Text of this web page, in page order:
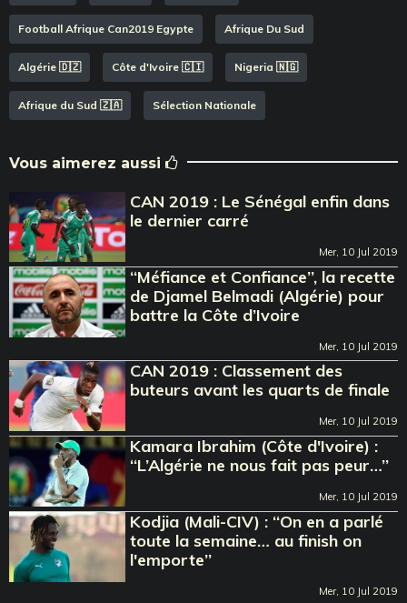
Football Afrique Can2019 Egypte Afrique Du Sud
Algérie 🇩🇿 Côte d'Ivoire 🇨🇮 Nigeria 🇳🇬
Afrique du Sud 🇿🇦 Sélection Nationale
Vous aimerez aussi
CAN 2019 : Le Sénégal enfin dans
le dernier carré
Mer, 10 Jul 2019
‘‘Méfiance et Confiance’’, la recette
de Djamel Belmadi (Algérie) pour
battre la Côte d’Ivoire
Mer, 10 Jul 2019
CAN 2019 : Classement des
buteurs avant les quarts de finale
Mer, 10 Jul 2019
Kamara Ibrahim (Côte d'Ivoire) :
‘‘L’Algérie ne nous fait pas peur…’’
Mer, 10 Jul 2019
Kodjia (Mali-CIV) : ‘‘On en a parlé
toute la semaine… au finish on
l'emporte’’
Mer, 10 Jul 2019